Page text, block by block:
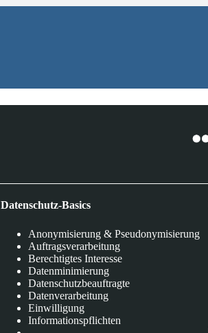
Datenschutz-Basics
Anonymisierung & Pseudonymisierung
Auftragsverarbeitung
Berechtigtes Interesse
Datenminimierung
Datenschutzbeauftragte
Datenverarbeitung
Einwilligung
Informationspflichten